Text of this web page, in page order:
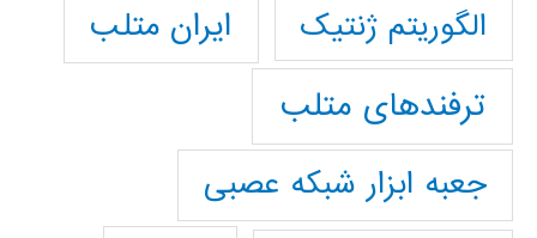
الگوریتم ژنتیک
ایران متلب
ترفندهای متلب
جعبه ابزار شبکه عصبی